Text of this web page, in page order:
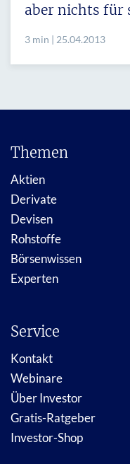
aber nichts für
3 min | 25.04.2013
Themen
Aktien
Derivate
Devisen
Rohstoffe
Börsenwissen
Experten
Service
Kontakt
Webinare
Über Investor
Gratis-Ratgeber
Investor-Shop